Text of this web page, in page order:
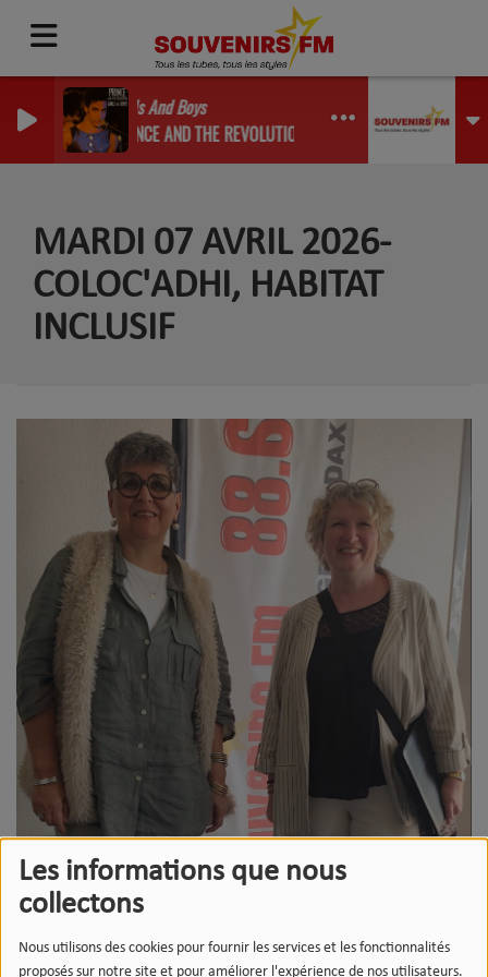
Les informations que nous
collectons
Nous utilisons des cookies pour fournir les services et les fonctionnalités
proposés sur notre site et pour améliorer l'expérience de nos utilisateurs.
Girls And Boys
PRINCE AND THE REVOLUTION
MARDI 07 AVRIL 2026-
COLOC'ADHI, HABITAT
INCLUSIF